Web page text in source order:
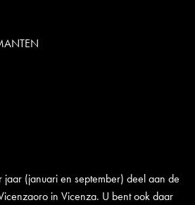
(januari en september) deel aan de
in Vicenza. U bent ook daar